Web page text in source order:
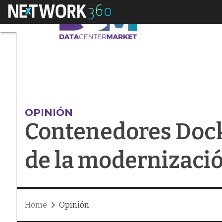
Menú
OPINIÓN
Contenedores
de la
Home Opinión